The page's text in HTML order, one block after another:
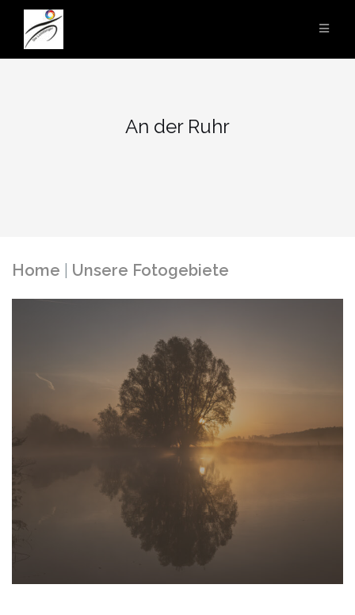
Zum
Inhalt
springen
An der Ruhr
Home Unsere Fotogebiete